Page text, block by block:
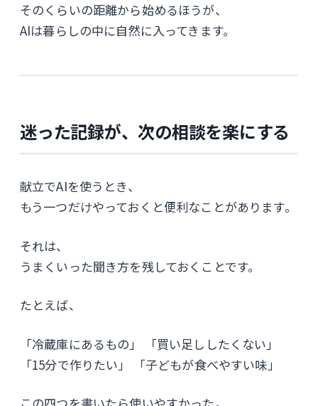
そのくらいの距離から始めるほうが、
AIは暮らしの中に自然に入ってきます。
迷った記録が、次の相談を楽にする
献立でAIを使うとき、
もう一つだけやっておくと便利なことがあります。
それは、
うまくいった聞き方を残しておくことです。
たとえば、
「冷蔵庫にあるもの」 「買い足ししたくない」
「15分で作りたい」 「子どもが食べやすい味」